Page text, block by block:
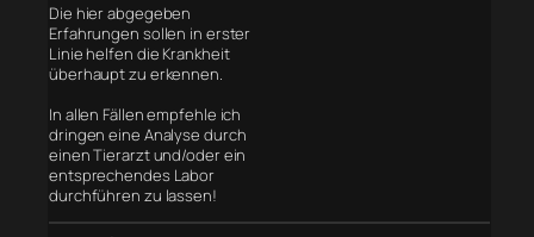
Die hier abgegeben
Erfahrungen sollen in erster
Linie helfen die Krankheit
überhaupt zu erkennen.
In allen Fällen empfehle ich
dringen eine Analyse durch
einen Tierarzt und/oder ein
entsprechendes Labor
durchführen zu lassen!